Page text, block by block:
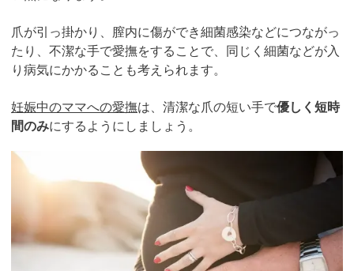
爪が引っ掛かり、膣内に傷ができ細菌感染などにつながっ
たり、不潔な手で愛撫をすることで、同じく細菌などが入
り病気にかかることも考えられます。
妊娠中のママへの愛撫は、清潔な爪の短い手で優しく短時
間のみにするようにしましょう。